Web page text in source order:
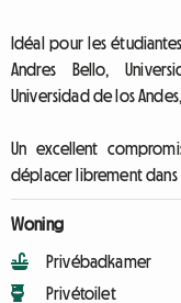
Idéal pour les
Andres Bello,
Universidad de los
Un excellent
déplacer librement dans
Woning
Privébadkamer
Privétoilet